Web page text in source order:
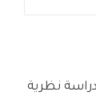
نظرية